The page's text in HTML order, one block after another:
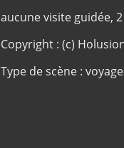
aucune visite guidée,
Copyright : (c)
Type de scène :